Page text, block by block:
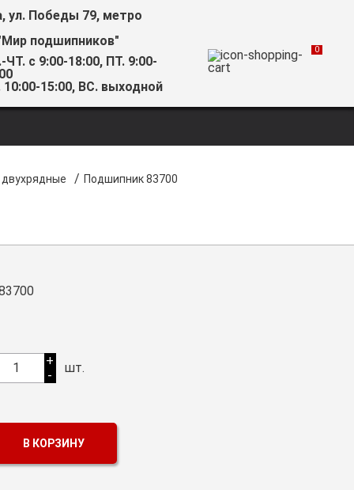
ул. Победы 79, метро
подшипников"
ЧТ. с 9:00-18:00, ПТ. 9:00-
10:00-15:00, ВС. выходной
0
/ Подшипник 83700
1
+
-
шт.
В КОРЗИНУ